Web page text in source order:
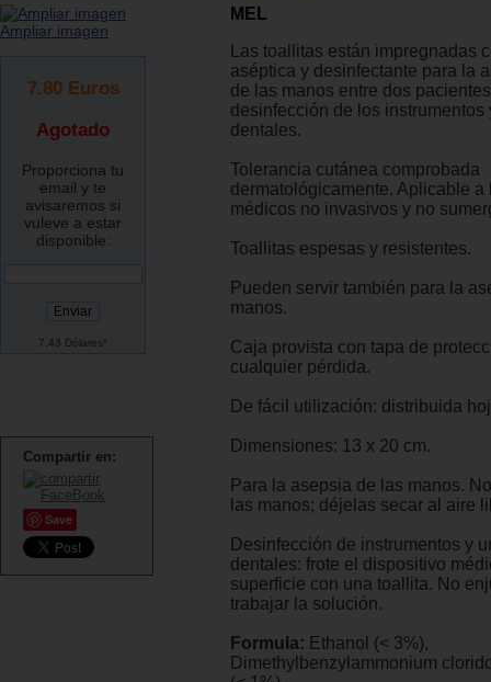
Ampliar imagen
7.80 Euros
Agotado
Proporciona tu
email y te
avisaremos si
vuleve a estar
disponible:
7.43 Dólares*
Compartir en:
Save
MEL
Las toallitas están impregnadas
aséptica y desinfectante para la
de las manos entre dos
desinfección de los instrumentos
dentales.
Tolerancia cutánea comprobada
dermatológicamente. Aplicable
médicos no invasivos y no
Toallitas espesas y resistentes.
Pueden servir también para la
manos.
Caja provista con tapa de
cualquier pérdida.
De fácil utilización: distribuida
Dimensiones: 13 x 20 cm.
Para la asepsia de las manos.
las manos; déjelas secar al aire
Desinfección de instrumentos y
dentales: frote el dispositivo
superficie con una toallita. No
trabajar la solución.
Formula: Ethanol (< 3%),
Dimethylbenzylammonium